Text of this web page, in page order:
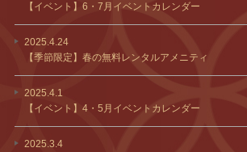
【イベント】6・7月イベントカレンダー
2025.4.24
【季節限定】春の無料レンタルアメニティ
2025.4.1
【イベント】4・5月イベントカレンダー
2025.3.4